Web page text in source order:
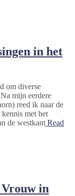
in het
om diverse
mijn eerdere
reed ik naar de
met het
de westkant Read
in